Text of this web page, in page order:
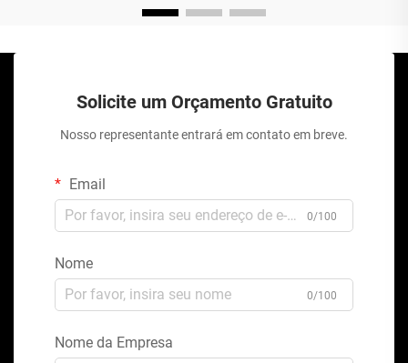
Solicite um Orçamento Gratuito
Nosso representante entrará em contato em breve.
Email
0/100
Nome
0/100
Nome da Empresa